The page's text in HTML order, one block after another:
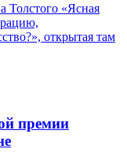
Толстого «Ясная
открытая там
премии